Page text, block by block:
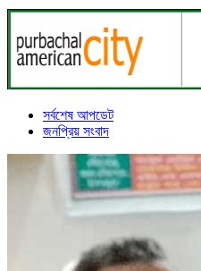
সর্বশেষ আপডেট
জনপ্রিয় সংবাদ